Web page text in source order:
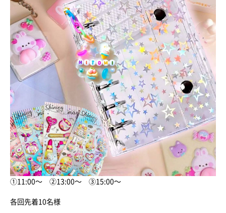
①11:00～ ②13:00～ ③15:00～
各回先着10名様